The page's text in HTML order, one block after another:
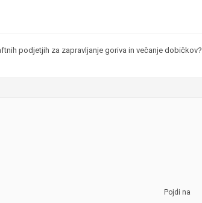
podjetjih za zapravljanje goriva in večanje dobičkov?
Pojdi na